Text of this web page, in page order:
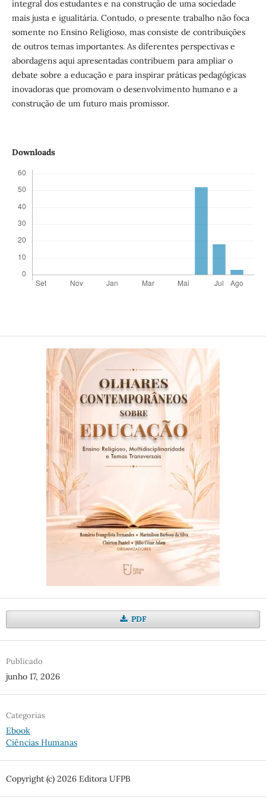
integral dos estudantes e na construção de uma sociedade
mais justa e igualitária. Contudo, o presente trabalho não foca
somente no Ensino Religioso, mas consiste de contribuições
de outros temas importantes. As diferentes perspectivas e
abordagens aqui apresentadas contribuem para ampliar o
debate sobre a educação e para inspirar práticas pedagógicas
inovadoras que promovam o desenvolvimento humano e a
construção de um futuro mais promissor.
Downloads
PDF
Publicado
junho 17, 2026
Categorias
Ebook
Ciências Humanas
Copyright (c) 2026 Editora UFPB